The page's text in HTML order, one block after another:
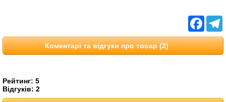
Коментарі та відгуки про товар (2)
Рейтинг: 5
Відгуків: 2